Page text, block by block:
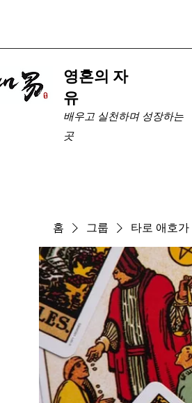
​영혼의 자
유
배우고 실천하며 성장하는
곳
홈 그룹 타로 애호가